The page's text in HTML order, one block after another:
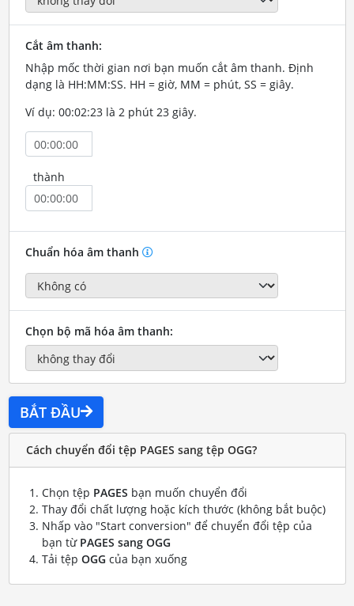
Cắt âm thanh:
Nhập mốc thời gian nơi bạn muốn cắt âm thanh. Định
dạng là HH:MM:SS. HH = giờ, MM = phút, SS = giây.
Ví dụ: 00:02:23 là 2 phút 23 giây.
thành
Chuẩn hóa âm thanh
Chọn bộ mã hóa âm thanh:
BẮT ĐẦU
Cách chuyển đổi tệp PAGES sang tệp OGG?
Chọn tệp PAGES bạn muốn chuyển đổi
Thay đổi chất lượng hoặc kích thước (không bắt buộc)
Nhấp vào "Start conversion" để chuyển đổi tệp của
bạn từ PAGES sang OGG
Tải tệp OGG của bạn xuống